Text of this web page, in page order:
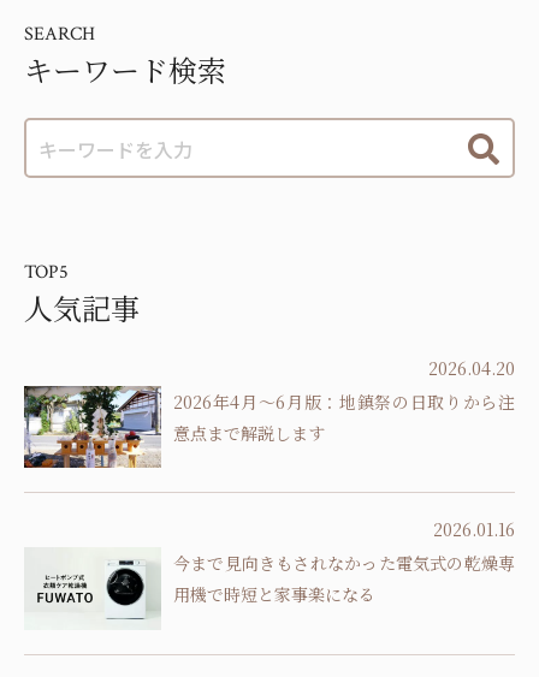
SEARCH
キーワード検索
TOP5
人気記事
2026.04.20
2026年4月～6月版：地鎮祭の日取りから注
意点まで解説します
2026.01.16
今まで見向きもされなかった電気式の乾燥専
用機で時短と家事楽になる